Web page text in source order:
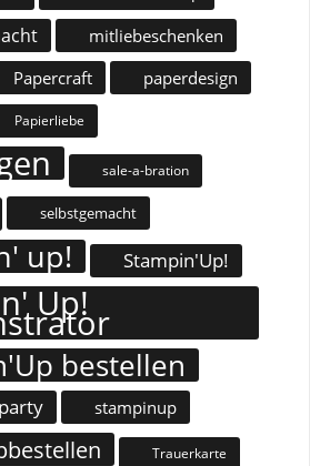
mitliebeschenken
Papercraft paperdesign
Papierliebe
sale-a-bration
selbstgemacht
up! Stampin'Up!
Up!
bestellen
stampinup
Trauerkarte